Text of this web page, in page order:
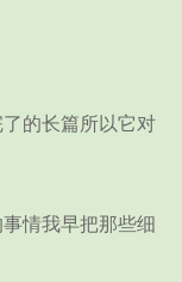
的长篇所以它对
情我早把那些细